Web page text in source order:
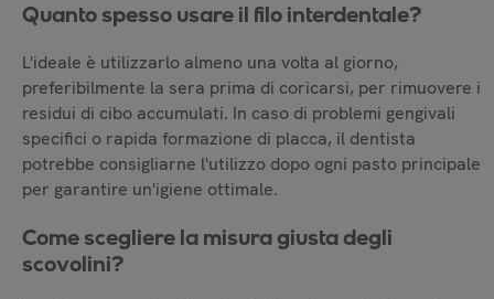
Quanto spesso usare il filo interdentale?
L'ideale è utilizzarlo almeno una volta al giorno,
preferibilmente la sera prima di coricarsi, per rimuovere i
residui di cibo accumulati. In caso di problemi gengivali
specifici o rapida formazione di placca, il dentista
potrebbe consigliarne l'utilizzo dopo ogni pasto principale
per garantire un'igiene ottimale.
Come scegliere la misura giusta degli
scovolini?